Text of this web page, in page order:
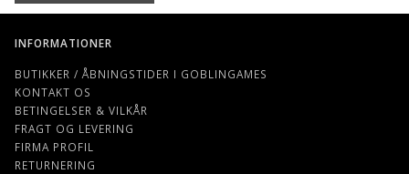
INFORMATIONER
BUTIKKER / ÅBNINGSTIDER I GOBLINGAMES
KONTAKT OS
BETINGELSER & VILKÅR
FRAGT OG LEVERING
FIRMA PROFIL
RETURNERING